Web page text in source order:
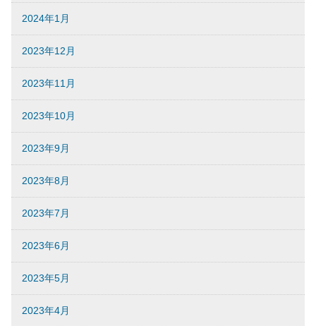
2024年1月
2023年12月
2023年11月
2023年10月
2023年9月
2023年8月
2023年7月
2023年6月
2023年5月
2023年4月